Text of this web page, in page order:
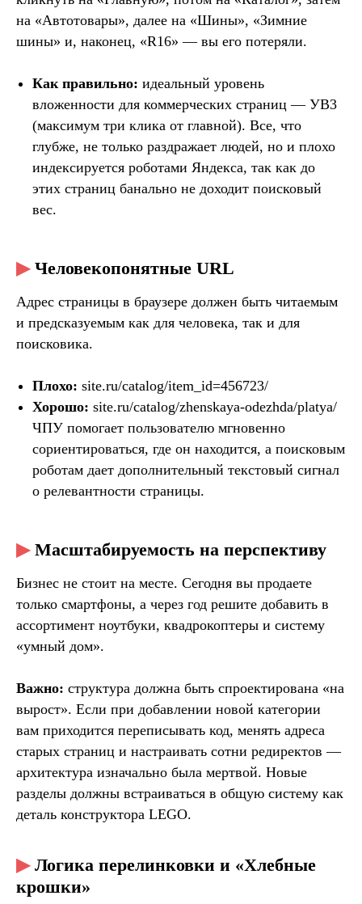
на «Автотовары», далее на «Шины», «Зимние
шины» и, наконец, «R16» — вы его потеряли.
Как правильно: идеальный уровень
вложенности для коммерческих страниц — УВ3
(максимум три клика от главной). Все, что
глубже, не только раздражает людей, но и плохо
индексируется роботами Яндекса, так как до
этих страниц банально не доходит поисковый
вес.
▶Человекопонятные URL
Адрес страницы в браузере должен быть читаемым
и предсказуемым как для человека, так и для
поисковика.
Плохо: site.ru/catalog/item_id=456723/
Хорошо: site.ru/catalog/zhenskaya-odezhda/platya/
ЧПУ помогает пользователю мгновенно
сориентироваться, где он находится, а поисковым
роботам дает дополнительный текстовый сигнал
о релевантности страницы.
▶Масштабируемость на перспективу
Бизнес не стоит на месте. Сегодня вы продаете
только смартфоны, а через год решите добавить в
ассортимент ноутбуки, квадрокоптеры и систему
«умный дом».
Важно: структура должна быть спроектирована «на
вырост». Если при добавлении новой категории
вам приходится переписывать код, менять адреса
старых страниц и настраивать сотни редиректов —
архитектура изначально была мертвой. Новые
разделы должны встраиваться в общую систему как
деталь конструктора LEGO.
▶Логика перелинковки и «Хлебные
крошки»